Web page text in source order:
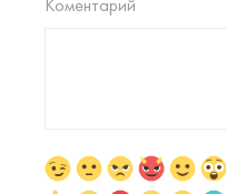
Коментарий